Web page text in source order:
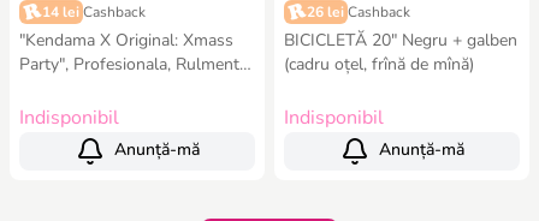
14 lei Cashback
"Kendama X Original: Xmass
Party", Profesionala, Rulment
7.5 x 6 x 18 cm
Indisponibil
Anunță-mă
26 lei Cashback
BICICLETĂ 20" Negru + galben
(cadru oțel, frînă de mînă)
Indisponibil
Anunță-mă